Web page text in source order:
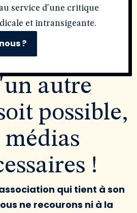
service d'une critique
et intransigeante.
?
autre
possible,
!
qui tient à son
ne recourons ni à la